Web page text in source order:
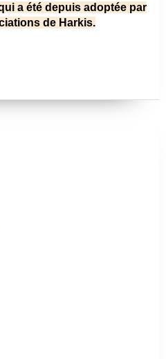
a été depuis adoptée par
de Harkis.